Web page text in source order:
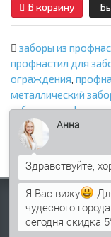
В корзину
заборы из
профнастил для
ограждения,
металлический
забор из профлиста,
руками, НС35 для
Информация
Палитра RAL
Анна
Я Вас вижу
чудесного
сегодня скидка